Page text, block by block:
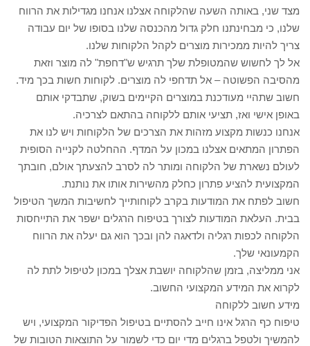
מצד שני, באותה השעה שהלקוחה אצלנו אנחנו מגדילות את הרווח
שלנו, כי מבחינתנו חלק גדול מהכנסה שלנו בסופו של יום עבודה
צריך להיות ממכירות מוצרים לקהל הלקוחות שלנו.
אל לך לחשוש שהמטופלת שלך תרגיש ש"דחפת" לה מוצר וזאת
מהסיבה הפשוטה – אל תדחפי לה מוצרים. לקוחות חשות בכך מיד.
חשוב שתהיי מעודכנת במוצרים הקיימים בשוק, שתבדקי אותם
באופן אישי ואז, תציעי אותם ללקוחה בהתאם לצרכיה.
אנחנו כנשות מקצוע מזהות את הצרכים של הלקוחות ויש לנו את
הפתרון המתאים אצלנו במכון על המדף. ההחלטה לקנייה הסופית
לעולם נשארת של הלקוחה ומותר לה לסרב להצעתך אולם, חובתך
המקצועית להציע פתרון כחלק מהשירות אותו את נותנת.
חשוב לפתח את המודעות בקרב לקוחותייך לחשיבות המשך הטיפול
בבית. העלאת המודעות לצורך בטיפוח הרגלים ישפר את התייחסות
הלקוחה לכפות רגליה ולדאגה להן ובכך הוא גם יעלה את הרווח
הקמעונאי שלך.
אני ממליצה, בזמן שהלקוחה יושבת אצלך במכון לטיפול לתת לה
לקרוא את המידע המקצועי החשוב.
מידע חשוב ללקוחה
טיפוח כף הרגל אינו חייב להסתיים בטיפול הפדיקור המקצועי, ויש
להמשיך ולטפל ברגלים מדי יום כדי לשמור על התוצאות הטובות של